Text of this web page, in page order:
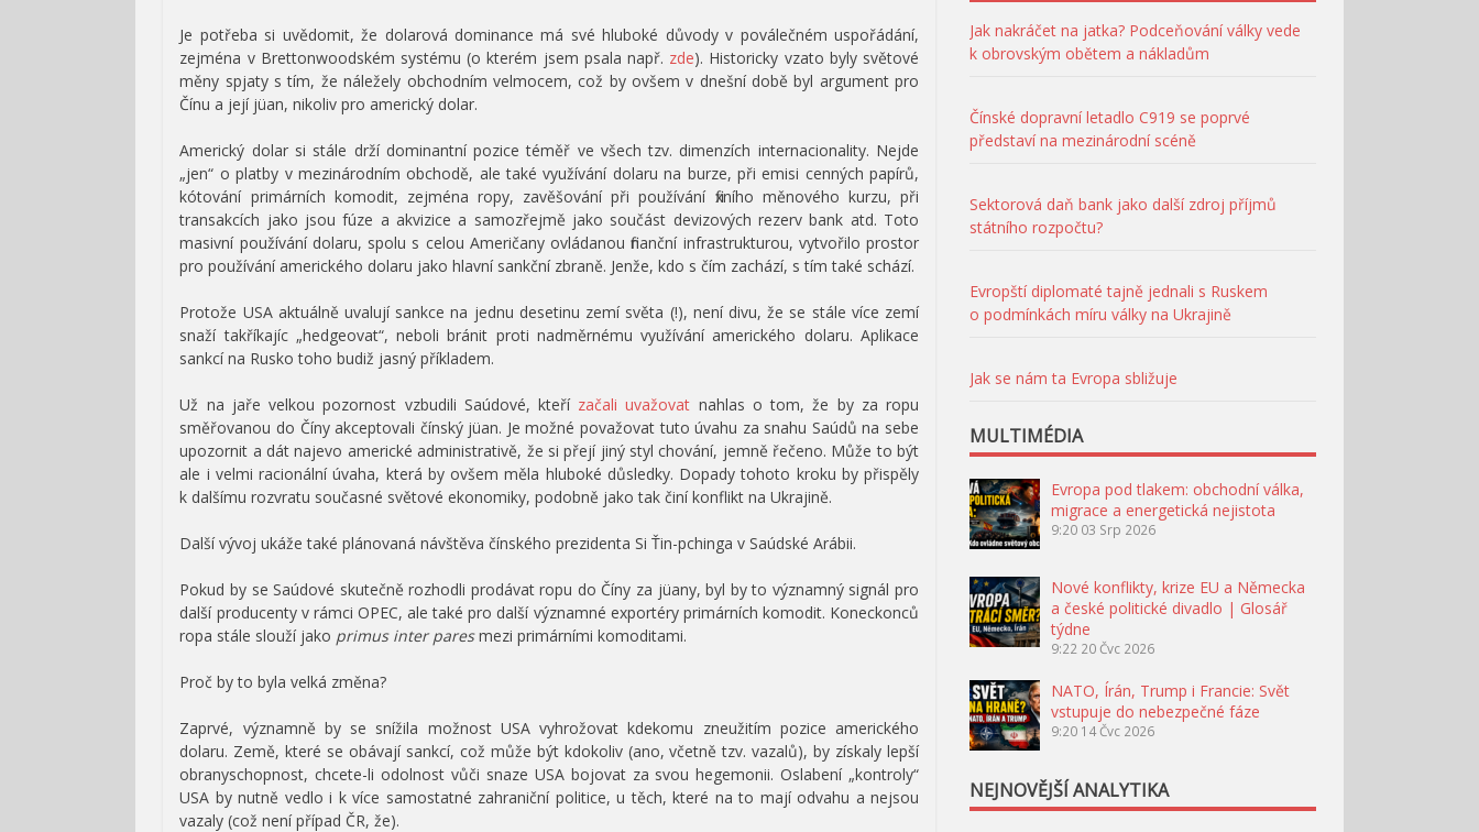
Je potřeba si uvědomit, že dolarová dominance má své hluboké důvody v poválečném uspořádání,
zejména v Brettonwoodském systému (o kterém jsem psala např. zde). Historicky vzato byly světové
měny spjaty s tím, že náležely obchodním velmocem, což by ovšem v dnešní době byl argument pro
Čínu a její jüan, nikoliv pro americký dolar.
Americký dolar si stále drží dominantní pozice téměř ve všech tzv. dimenzích internacionality. Nejde
„jen“ o platby v mezinárodním obchodě, ale také využívání dolaru na burze, při emisi cenných papírů,
kótování primárních komodit, zejména ropy, zavěšování při používání fixního měnového kurzu, při
transakcích jako jsou fúze a akvizice a samozřejmě jako součást devizových rezerv bank atd. Toto
masivní používání dolaru, spolu s celou Američany ovládanou finanční infrastrukturou, vytvořilo prostor
pro používání amerického dolaru jako hlavní sankční zbraně. Jenže, kdo s čím zachází, s tím také schází.
Protože USA aktuálně uvalují sankce na jednu desetinu zemí světa (!), není divu, že se stále více zemí
snaží takříkajíc „hedgeovat“, neboli bránit proti nadměrnému využívání amerického dolaru. Aplikace
sankcí na Rusko toho budiž jasný příkladem.
Už na jaře velkou pozornost vzbudili Saúdové, kteří začali uvažovat nahlas o tom, že by za ropu
směřovanou do Číny akceptovali čínský jüan. Je možné považovat tuto úvahu za snahu Saúdů na sebe
upozornit a dát najevo americké administrativě, že si přejí jiný styl chování, jemně řečeno. Může to být
ale i velmi racionální úvaha, která by ovšem měla hluboké důsledky. Dopady tohoto kroku by přispěly
k dalšímu rozvratu současné světové ekonomiky, podobně jako tak činí konflikt na Ukrajině.
Další vývoj ukáže také plánovaná návštěva čínského prezidenta Si Ťin-pchinga v Saúdské Arábii.
Pokud by se Saúdové skutečně rozhodli prodávat ropu do Číny za jüany, byl by to významný signál pro
další producenty v rámci OPEC, ale také pro další významné exportéry primárních komodit. Koneckonců
ropa stále slouží jako primus inter paresmezi primárními komoditami.
Proč by to byla velká změna?
Zaprvé, významně by se snížila možnost USA vyhrožovat kdekomu zneužitím pozice amerického
dolaru. Země, které se obávají sankcí, což může být kdokoliv (ano, včetně tzv. vazalů), by získaly lepší
obranyschopnost, chcete-li odolnost vůči snaze USA bojovat za svou hegemonii. Oslabení „kontroly“
USA by nutně vedlo i k více samostatné zahraniční politice, u těch, které na to mají odvahu a nejsou
vazaly (což není případ ČR, že).
Jak nakráčet na jatka? Podceňování války vede
k obrovským obětem a nákladům
Čínské dopravní letadlo C919 se poprvé
představí na mezinárodní scéně
Sektorová daň bank jako další zdroj příjmů
státního rozpočtu?
Evropští diplomaté tajně jednali s Ruskem
o podmínkách míru války na Ukrajině
Jak se nám ta Evropa sbližuje
MULTIMÉDIA
Evropa pod tlakem: obchodní válka,
migrace a energetická nejistota
9:20 03 Srp 2026
Nové konflikty, krize EU a Německa
a české politické divadlo | Glosář
týdne
9:22 20 Čvc 2026
NATO, Írán, Trump i Francie: Svět
vstupuje do nebezpečné fáze
9:20 14 Čvc 2026
NEJNOVĚJŠÍ ANALYTIKA